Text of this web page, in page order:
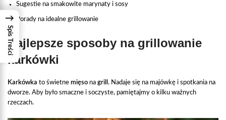
Sugestie na smakowite marynaty i sosy
Porady na idealne grillowanie
Najlepsze sposoby na grillowanie
karkówki
Karkówka to świetne mięso na grill . Nadaje się na majówkę i spotkania na
dworze. Aby było smaczne i soczyste, pamiętajmy o kilku ważnych
rzeczach.
→
Spis Treści